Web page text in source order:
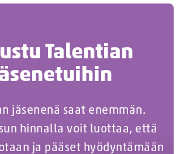
Talentian
jäsenenä saat enemmän.
hinnalla voit luottaa, että
ja pääset hyödyntämään